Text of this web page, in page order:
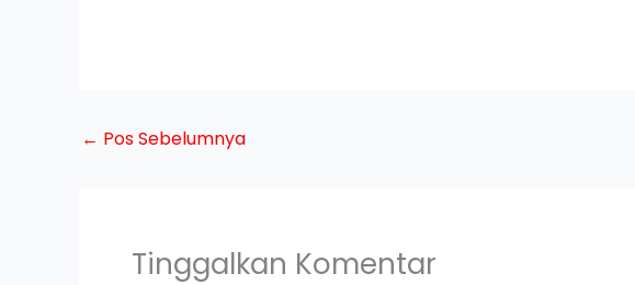
← Pos Sebelumnya
Tinggalkan Komentar